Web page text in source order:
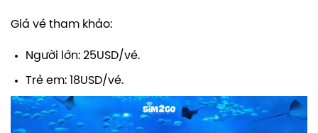
Giá vé tham khảo:
Người lớn: 25USD/vé.
Trẻ em: 18USD/vé.